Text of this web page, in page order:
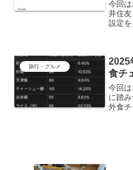
今回
井住
設定
ト還
旅行・グルメ
2025
食チ
今回
に踏
外食